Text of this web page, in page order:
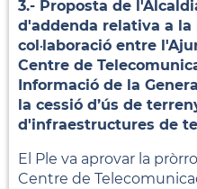
3.- Proposta de
d'addenda relativa a
col·laboració entre
Centre de
Informació de la
la cessió d’ús de
d'infraestructures de
El Ple va aprovar la
Centre de